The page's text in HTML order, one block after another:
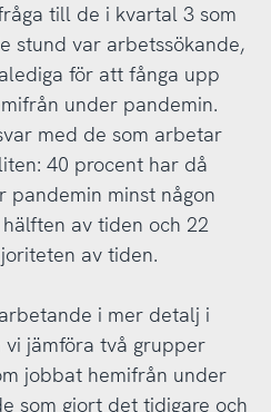
till de i kvartal 3 som
stund var arbetssökande,
för att fånga upp
under pandemin.
med de som arbetar
40 procent har då
minst någon
av tiden och 22
av tiden.
i mer detalj i
vi jämföra två grupper
jobbat hemifrån under
som gjort det tidigare och